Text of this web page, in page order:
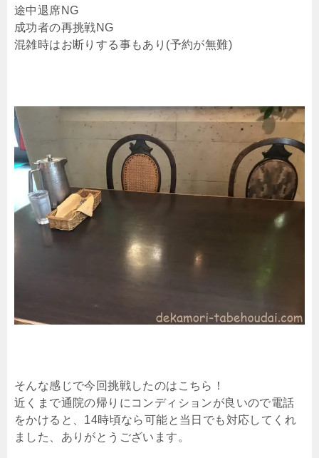
途中退席NG
成功者の再挑戦NG
混雑時はお断りする事もあり(予約が無難)
そんな感じで今回挑戦したのはこちら！
近くまで通院の帰りにコンディションが良いので電話
をかけると、14時頃なら可能と当日でも対応してくれ
ました、ありがとうございます。